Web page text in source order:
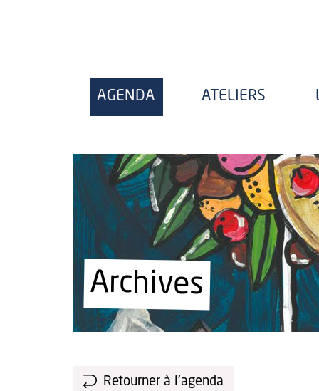
AGENDA ATELIERS
Archives
Retourner à l'agenda